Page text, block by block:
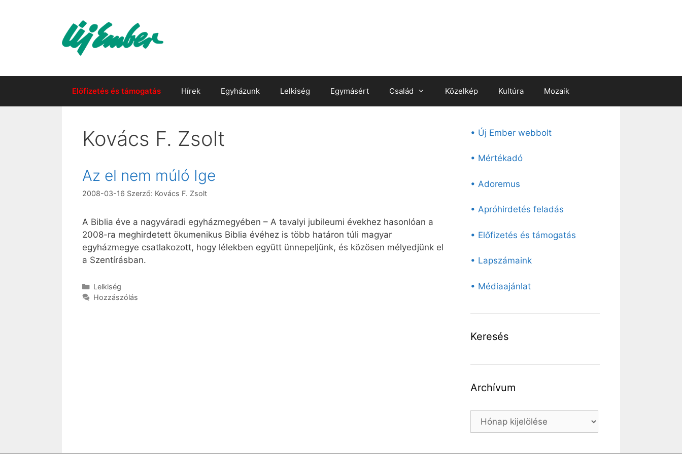
Előfizetés és támogatás Hírek Egyházunk Lelkiség Egymásért Család Közelkép Kultúra Mozaik
Kovács F. Zsolt
Az el nem múló Ige
2008-03-16 Szerző: Kovács F. Zsolt
A Biblia éve a nagyváradi egyházmegyében – A tavalyi jubileumi évekhez hasonlóan a
2008-ra meghirdetett ökumenikus Biblia évéhez is több határon túli magyar
egyházmegye csatlakozott, hogy lélekben együtt ünnepeljünk, és közösen mélyedjünk el
a Szentírásban.
Kategória
Lelkiség
Hozzászólás
• Új Ember webbolt
• Mértékadó
• Adoremus
• Apróhirdetés feladás
• Előfizetés és támogatás
• Lapszámaink
• Médiaajánlat
Keresés
Archívum
Archívum